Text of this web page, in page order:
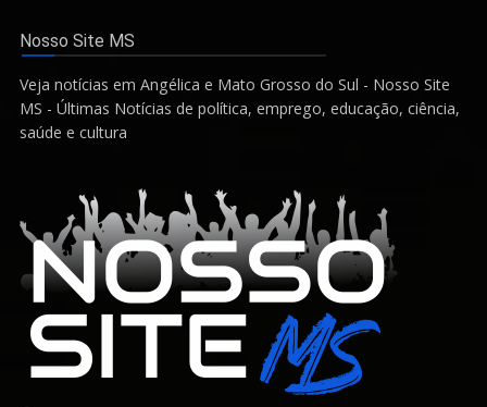
Nosso Site MS
Veja notícias em Angélica e Mato Grosso do Sul - Nosso Site
MS - Últimas Notícias de política, emprego, educação, ciência,
saúde e cultura